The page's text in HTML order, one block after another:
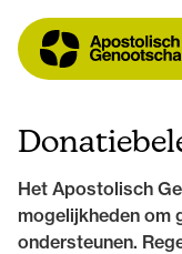
Het Apostolisch
mogelijkheden om
ondersteunen.